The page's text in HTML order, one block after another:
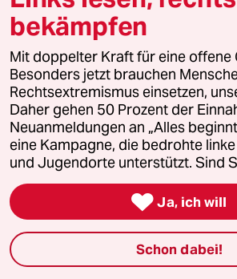
Mir klar - daß Sie - Ihre
das so rum sehen.
Das ist gängig -
gedacht. - but -
Schule vs Carl-
Ist Art 1 GG - der
D.h. - Vater Staat greift
etwas - Garantiertes! -
Ihr - "Huldvolle"
"Tut etwas Gutes" -
Garantiertes
Ist! - Art 1 GG - Ist!
Das Herzustellen ist
bekämpfen
Mit doppelter Kraft für eine offene
Besonders jetzt brauchen
Rechtsextremismus einsetzen,
Daher gehen 50 Prozent der
Neuanmeldungen an „Alles
eine Kampagne, die bedrohte
und Jugendorte unterstützt. Sind
 Ja, ich will
Schon dabei!